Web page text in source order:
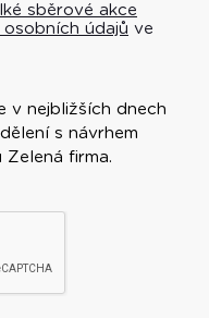
sběrové akce
údajů ve
v nejbližších dnech
s návrhem
firma.